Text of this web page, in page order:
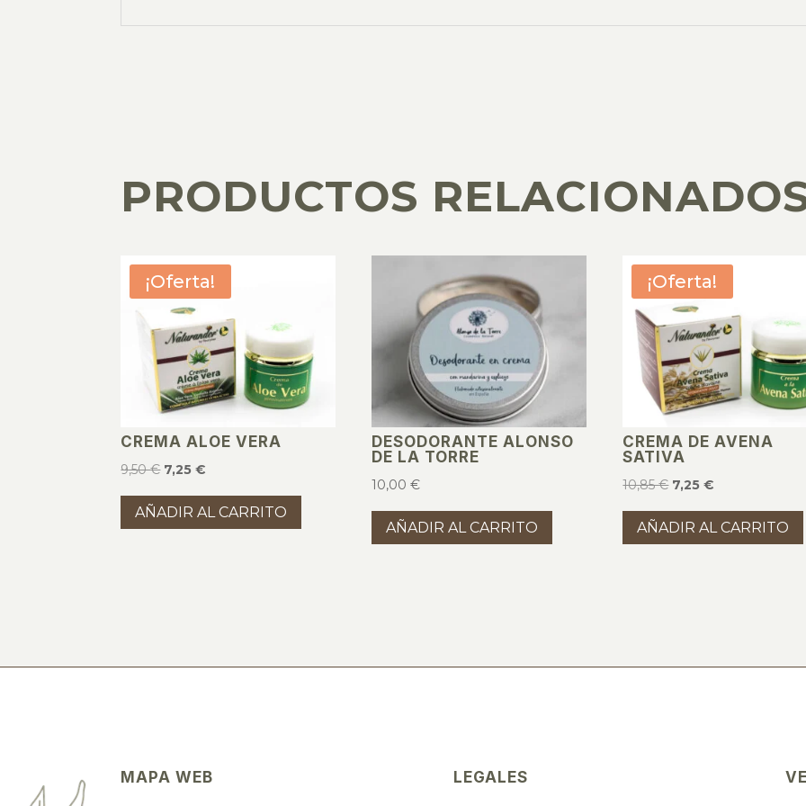
PRODUCTOS
¡Oferta!
CREMA ALOE VERA
9,50€ El
precio
original
7,25€
precio
actual
AÑADIR AL CARRITO
DESODORANTE ALONSO
DE LA TORRE
10,00€
AÑADIR AL CARRITO
¡Oferta!
CREMA DE AVENA
SATIVA
10,85€ El
precio
original
7,25€
precio
actual
AÑADIR AL CARRITO
MAPA WEB LEGALES